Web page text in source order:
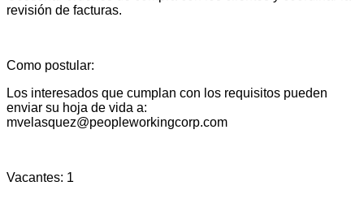
revisión de facturas.
Como postular:
Los interesados que cumplan con los requisitos pueden
enviar su hoja de vida a:
mvelasquez@peopleworkingcorp.com
Vacantes: 1